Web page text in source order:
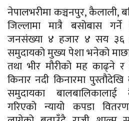
नेपालभरीमा कञ्चनपुर, कैलाली,
जिल्लामा मात्रै बसोबास
जनसंख्या ४ हजार ४ सय ३६
समुदायको मुख्य पेशा भनेको माछा
तथा भीर मौरीको मह काढ्ने
किनार नदी किनारमा
समुदायका बालबालिकालाई
गरिएको न्यायो कपडा